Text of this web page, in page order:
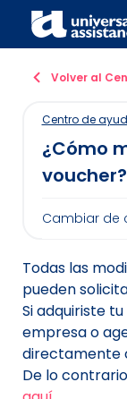
Volver al
Centro de
¿Cómo
voucher?
Todas las
pueden
Si adquiriste
empresa o
directamente
De lo